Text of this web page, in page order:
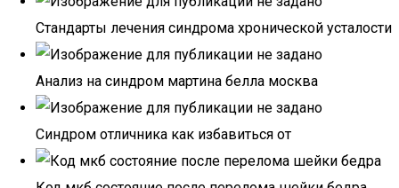
Стандарты лечения синдрома хронической усталости
Анализ на синдром мартина белла москва
Синдром отличника как избавиться от